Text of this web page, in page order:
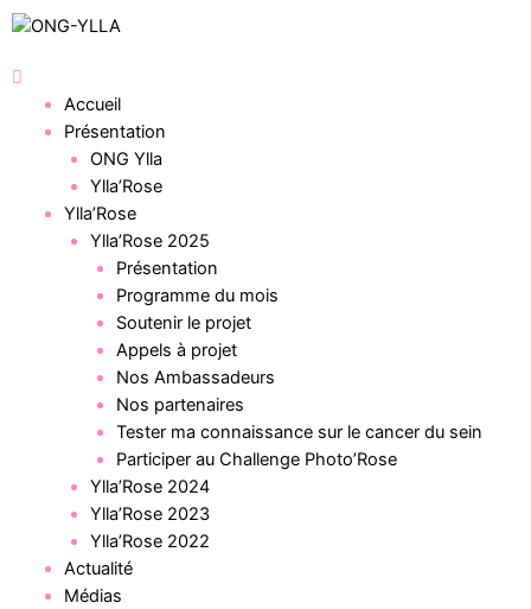
Accueil
Présentation
ONG Ylla
Ylla’Rose
Ylla’Rose
Ylla’Rose 2025
Présentation
Programme du mois
Soutenir le projet
Appels à projet
Nos Ambassadeurs
Nos partenaires
Tester ma connaissance sur le cancer du sein
Participer au Challenge Photo’Rose
Ylla’Rose 2024
Ylla’Rose 2023
Ylla’Rose 2022
Actualité
Médias